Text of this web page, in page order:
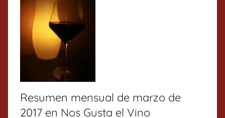
Resumen mensual de marzo de
2017 en Nos Gusta el Vino